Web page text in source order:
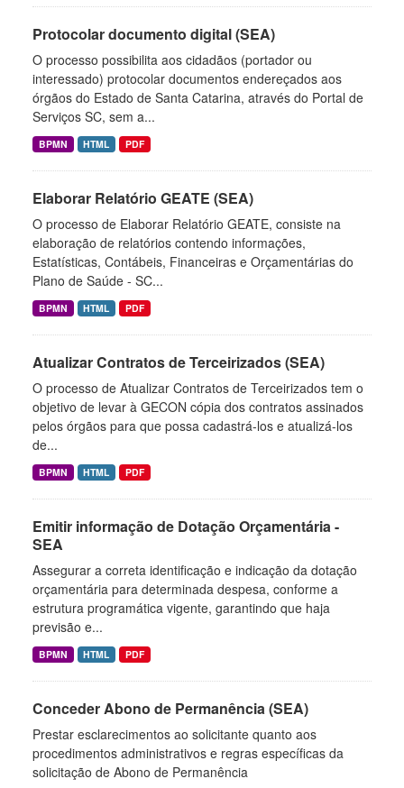
Protocolar documento digital (SEA)
O processo possibilita aos cidadãos (portador ou
interessado) protocolar documentos endereçados aos
órgãos do Estado de Santa Catarina, através do Portal de
Serviços SC, sem a...
BPMN HTML PDF
Elaborar Relatório GEATE (SEA)
O processo de Elaborar Relatório GEATE, consiste na
elaboração de relatórios contendo informações,
Estatísticas, Contábeis, Financeiras e Orçamentárias do
Plano de Saúde - SC...
BPMN HTML PDF
Atualizar Contratos de Terceirizados (SEA)
O processo de Atualizar Contratos de Terceirizados tem o
objetivo de levar à GECON cópia dos contratos assinados
pelos órgãos para que possa cadastrá-los e atualizá-los
de...
BPMN HTML PDF
Emitir informação de Dotação Orçamentária -
SEA
Assegurar a correta identificação e indicação da dotação
orçamentária para determinada despesa, conforme a
estrutura programática vigente, garantindo que haja
previsão e...
BPMN HTML PDF
Conceder Abono de Permanência (SEA)
Prestar esclarecimentos ao solicitante quanto aos
procedimentos administrativos e regras específicas da
solicitação de Abono de Permanência